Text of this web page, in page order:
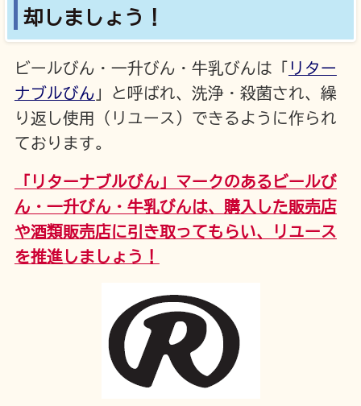
却しましょう！
ビールびん・一升びん・牛乳びんは「
リター
ナブルびん 」と呼ばれ、洗浄・殺菌され、繰
り返し使用（リユース）できるように作られ
ております。
「リターナブルびん」マークのあるビールび
ん・一升びん・牛乳びんは、購入した販売店
や酒類販売店に引き取ってもらい、リユース
を推進しましょう！